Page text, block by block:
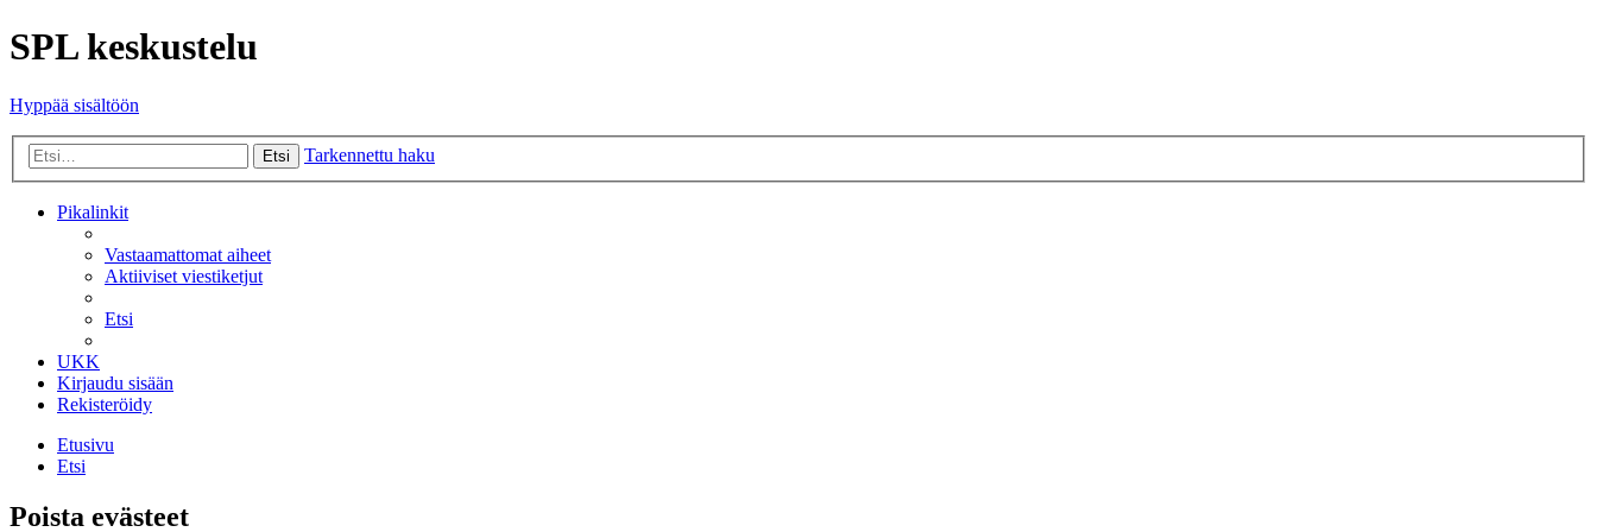
SPL keskustelu
Hyppää sisältöön
Etsi Tarkennettu haku
Pikalinkit
Vastaamattomat aiheet
Aktiiviset viestiketjut
Etsi
UKK
Kirjaudu sisään
Rekisteröidy
Etusivu
Etsi
Poista evästeet